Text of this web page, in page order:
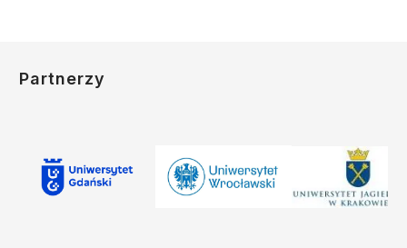
Partnerzy